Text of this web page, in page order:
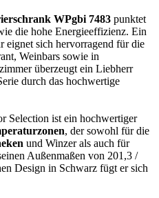
WPgbi 7483 punktet
die hohe Energieeffizienz. Ein
eignet sich hervorragend für die
Weinbars sowie in
überzeugt ein Liebherr
durch das hochwertige
Selection ist ein hochwertiger
, der sowohl für die
und Winzer als auch für
Außenmaßen von 201,3 /
Design in Schwarz fügt er sich